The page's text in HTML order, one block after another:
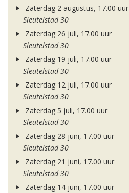
Zaterdag 2 augustus, 17.00 uur
Sleutelstad 30
Zaterdag 26 juli, 17.00 uur
Sleutelstad 30
Zaterdag 19 juli, 17.00 uur
Sleutelstad 30
Zaterdag 12 juli, 17.00 uur
Sleutelstad 30
Zaterdag 5 juli, 17.00 uur
Sleutelstad 30
Zaterdag 28 juni, 17.00 uur
Sleutelstad 30
Zaterdag 21 juni, 17.00 uur
Sleutelstad 30
Zaterdag 14 juni, 17.00 uur